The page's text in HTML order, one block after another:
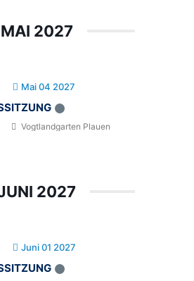
MAI 2027
Mai 04 2027
Vogtlandgarten Plauen
2027
Juni 01 2027